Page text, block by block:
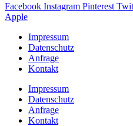
Facebook Instagram Pinterest
Apple
Impressum
Datenschutz
Anfrage
Kontakt
Impressum
Datenschutz
Anfrage
Kontakt